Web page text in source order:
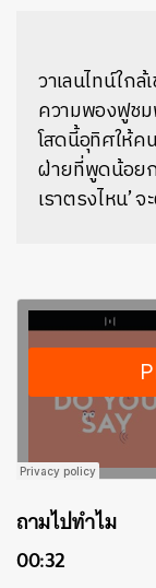
วาเลนไทน์ใก
ความพองฟูชม
โสดนี้อุทิศให้ค
ฝ่ายที่พูดน้อย
เราตรงไหน’
ถามไปทำไม
00:32